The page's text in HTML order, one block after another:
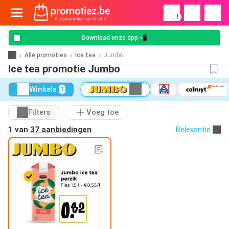
!
Download onze app 📲
Alle promoties Ice tea Jumbo
Ice tea promotie Jumbo
Winkels 1
Filters
Voeg toe
1 van 37 aanbiedingen Relevantie